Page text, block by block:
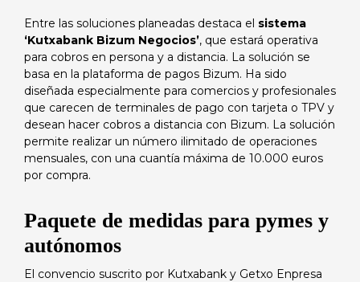
Entre las soluciones planeadas destaca el sistema
‘Kutxabank Bizum Negocios’, que estará operativa
para cobros en persona y a distancia. La solución se
basa en la plataforma de pagos Bizum. Ha sido
diseñada especialmente para comercios y profesionales
que carecen de terminales de pago con tarjeta o TPV y
desean hacer cobros a distancia con Bizum. La solución
permite realizar un número ilimitado de operaciones
mensuales, con una cuantía máxima de 10.000 euros
por compra.
Paquete de medidas para pymes y
autónomos
El convencio suscrito por Kutxabank y Getxo Enpresa